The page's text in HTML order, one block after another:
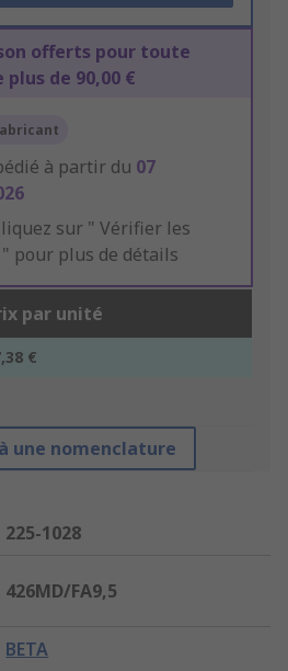
offerts pour toute
de 90,00 €
à partir du 07
sur " Vérifier les
pour plus de détails
par unité
€
une nomenclature
225-1028
426MD/FA9,5
BETA